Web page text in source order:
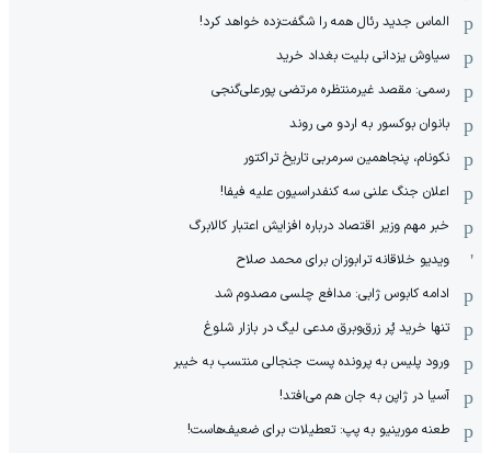
الماس جدید رئال همه را شگفت‌زده خواهد کرد!
سیاوش یزدانی بلیت بغداد خرید
رسمی: مقصد غیرمنتظره مرتضی پورعلی‌گنجی
بانوان بوکسور به اردو می روند
نکونام، پنجاهمین سرمربی تاریخ تراکتور
اعلان جنگ علنی سه کنفدراسیون علیه فیفا!
خبر مهم وزیر اقتصاد درباره افزایش اعتبار کالابرگ
ویدیو خلاقانه ترابوزان برای محمد صلاح
ادامه کابوس ژابی: مدافع چلسی مصدوم شد
تنها خرید پُر زرق‌وبرق مدعی لیگ در بازار شلوغ
ورود پلیس به پرونده پست جنجالی منتسب به خیبر
آسیا در ژاپن به جان هم می‌افتد!
طعنه مورینیو به پپ: تعطیلات برای ضعیف‌هاست!